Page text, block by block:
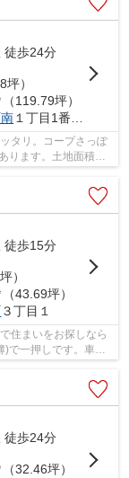
徒歩24分
）
119.79坪）
１丁目1番100
タリ。コープさっぽ
ります。土地面積は
...
徒歩15分
）
43.69坪）
３丁目１
住まいをお探しなら
で一押しです。車の
徒歩24分
32.46坪）